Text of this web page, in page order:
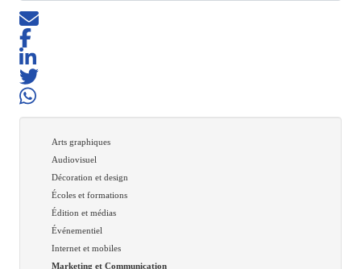
Arts graphiques
Audiovisuel
Décoration et design
Écoles et formations
Édition et médias
Événementiel
Internet et mobiles
Marketing et Communication